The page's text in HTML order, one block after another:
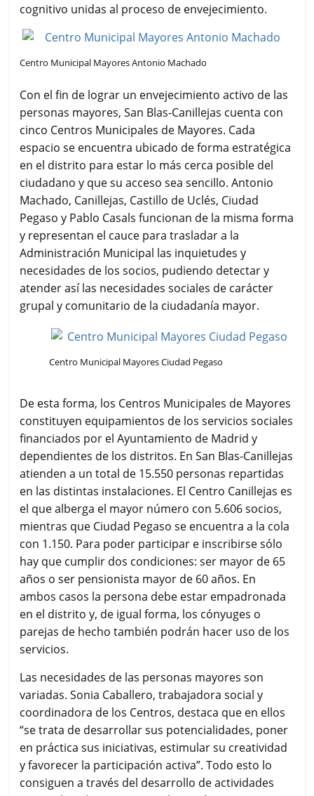
cognitivo unidas al proceso de envejecimiento.
Centro Municipal Mayores Antonio Machado
Con el fin de lograr un envejecimiento activo de las
personas mayores, San Blas-Canillejas cuenta con
cinco Centros Municipales de Mayores. Cada
espacio se encuentra ubicado de forma estratégica
en el distrito para estar lo más cerca posible del
ciudadano y que su acceso sea sencillo. Antonio
Machado, Canillejas, Castillo de Uclés, Ciudad
Pegaso y Pablo Casals funcionan de la misma forma
y representan el cauce para trasladar a la
Administración Municipal las inquietudes y
necesidades de los socios, pudiendo detectar y
atender así las necesidades sociales de carácter
grupal y comunitario de la ciudadanía mayor.
Centro Municipal Mayores Ciudad Pegaso
De esta forma, los Centros Municipales de Mayores
constituyen equipamientos de los servicios sociales
financiados por el Ayuntamiento de Madrid y
dependientes de los distritos. En San Blas-Canillejas
atienden a un total de 15.550 personas repartidas
en las distintas instalaciones. El Centro Canillejas es
el que alberga el mayor número con 5.606 socios,
mientras que Ciudad Pegaso se encuentra a la cola
con 1.150. Para poder participar e inscribirse sólo
hay que cumplir dos condiciones: ser mayor de 65
años o ser pensionista mayor de 60 años. En
ambos casos la persona debe estar empadronada
en el distrito y, de igual forma, los cónyuges o
parejas de hecho también podrán hacer uso de los
servicios.
Las necesidades de las personas mayores son
variadas. Sonia Caballero, trabajadora social y
coordinadora de los Centros, destaca que en ellos
“se trata de desarrollar sus potencialidades, poner
en práctica sus iniciativas, estimular su creatividad
y favorecer la participación activa”. Todo esto lo
consiguen a través del desarrollo de actividades